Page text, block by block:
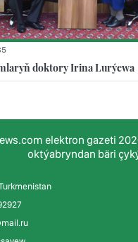
doktory Irina Lurýewa
elektron gazeti
oktýabryndan bäri